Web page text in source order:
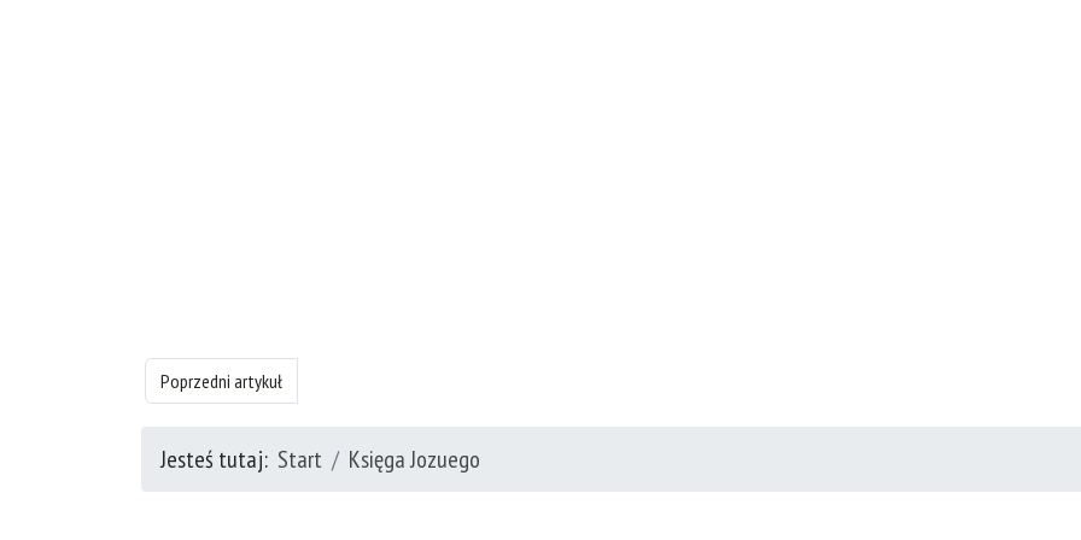
Poprzedni artykuł: Księgę Jozuego - rozdział 6
Poprzedni artykuł
Jesteś tutaj: Start Księga Jozuego